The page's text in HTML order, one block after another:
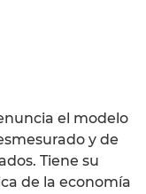
el modelo
y de
Tiene su
de la economía